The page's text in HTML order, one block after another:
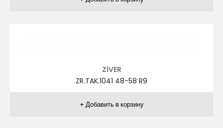
ZİVER
ZR.TAK.1029 48-58 R5